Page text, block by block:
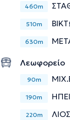
460m
510m
630m
Λεωφορείο
90m
190m
220m